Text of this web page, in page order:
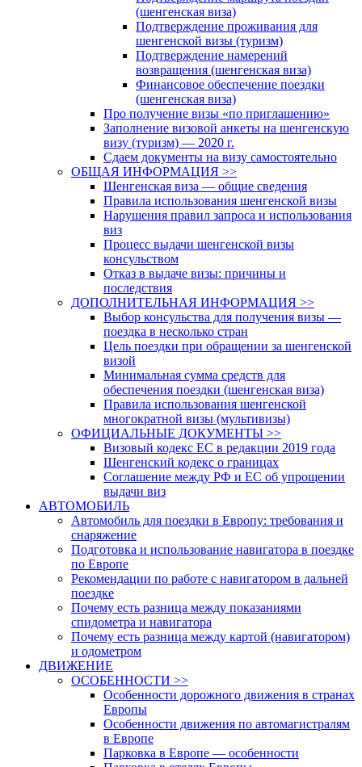
(шенгенская виза)
Подтверждение проживания для
шенгенской визы (туризм)
Подтверждение намерений
возвращения (шенгенская виза)
Финансовое обеспечение поездки
(шенгенская виза)
Про получение визы «по приглашению»
Заполнение визовой анкеты на шенгенскую
визу (туризм) — 2020 г.
Сдаем документы на визу самостоятельно
ОБЩАЯ ИНФОРМАЦИЯ >>
Шенгенская виза — общие сведения
Правила использования шенгенской визы
Нарушения правил запроса и использования
виз
Процесс выдачи шенгенской визы
консульством
Отказ в выдаче визы: причины и
последствия
ДОПОЛНИТЕЛЬНАЯ ИНФОРМАЦИЯ >>
Выбор консульства для получения визы —
поездка в несколько стран
Цель поездки при обращении за шенгенской
визой
Минимальная сумма средств для
обеспечения поездки (шенгенская виза)
Правила использования шенгенской
многократной визы (мультивизы)
ОФИЦИАЛЬНЫЕ ДОКУМЕНТЫ >>
Визовый кодекс ЕС в редакции 2019 года
Шенгенский кодекс о границах
Соглашение между РФ и ЕС об упрощении
выдачи виз
АВТОМОБИЛЬ
Автомобиль для поездки в Европу: требования и
снаряжение
Подготовка и использование навигатора в поездке
по Европе
Рекомендации по работе с навигатором в дальней
поездке
Почему есть разница между показаниями
спидометра и навигатора
Почему есть разница между картой (навигатором)
и одометром
ДВИЖЕНИЕ
ОСОБЕННОСТИ >>
Особенности дорожного движения в странах
Европы
Особенности движения по автомагистралям
в Европе
Парковка в Европе — особенности